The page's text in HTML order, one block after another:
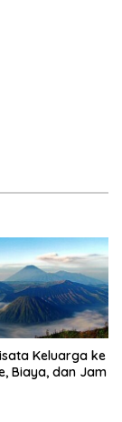
Keluarga ke
Biaya, dan Jam